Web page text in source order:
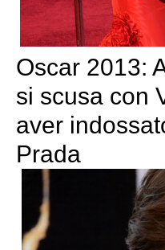
Oscar 2013:
si scusa con
aver
Prada